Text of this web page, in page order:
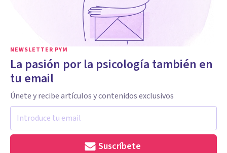
NEWSLETTER PYM
La pasión por la psicología también en
tu email
Únete y recibe artículos y contenidos exclusivos
Suscríbete